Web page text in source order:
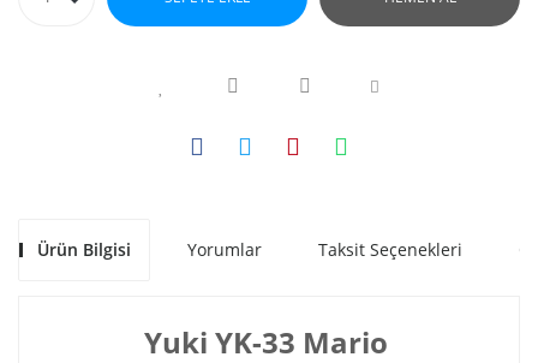
Ürün Bilgisi Yorumlar Taksit Seçenekleri
Yuki YK-33 Mario